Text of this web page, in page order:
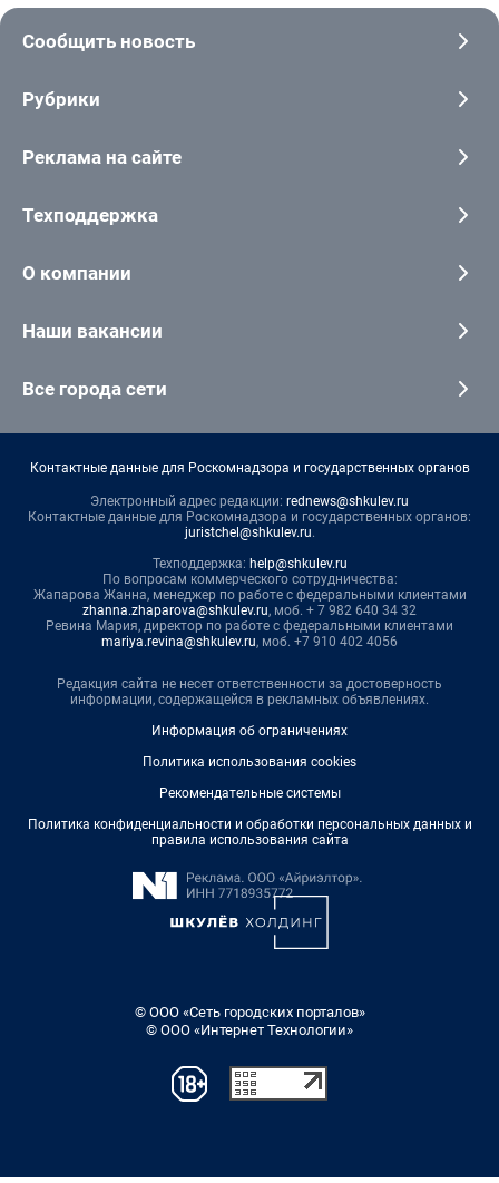
Сообщить новость
Рубрики
Реклама на сайте
Техподдержка
О компании
Наши вакансии
Все города сети
Контактные данные для Роскомнадзора и государственных органов
Электронный адрес редакции: rednews@shkulev.ru
Контактные данные для Роскомнадзора и государственных органов:
juristchel@shkulev.ru.
Техподдержка: help@shkulev.ru
По вопросам коммерческого сотрудничества:
Жапарова Жанна, менеджер по работе с федеральными клиентами
zhanna.zhaparova@shkulev.ru, моб. + 7 982 640 34 32
Ревина Мария, директор по работе с федеральными клиентами
mariya.revina@shkulev.ru, моб. +7 910 402 4056
Редакция сайта не несет ответственности за достоверность
информации, содержащейся в рекламных объявлениях.
Информация об ограничениях
Политика использования cookies
Рекомендательные системы
Политика конфиденциальности и обработки персональных данных и
правила использования сайта
© ООО «Сеть городских порталов»
© ООО «Интернет Технологии»